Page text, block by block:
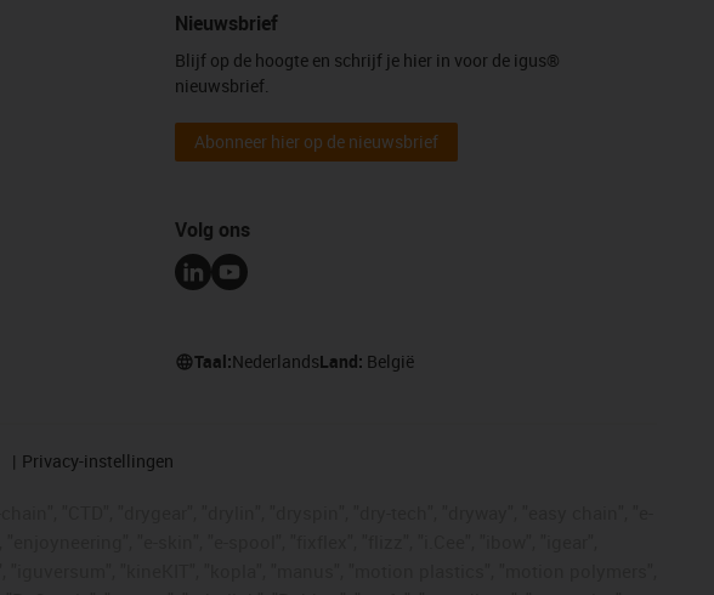
Nieuwsbrief
Blijf op de hoogte en schrijf je hier in voor de igus®
nieuwsbrief.
Abonneer hier op de nieuwsbrief
Volg ons
Taal:NederlandsLand: België
Privacy-instellingen